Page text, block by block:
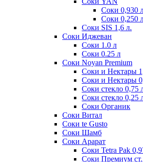
Соки 0,930
Соки 0,250
Соки SIS 1,6 л.
Соки Иджеван
Соки 1.0 л
Соки 0.25 л
Соки Noyan Premium
Соки и Нектары
Соки и Нектары
Соки стекло 0,75
Соки стекло 0,25
Соки Органик
Соки Витал
Соки te Gusto
Соки Шамб
Соки Арарат
Соки Tetra Pak
Соки Премиум